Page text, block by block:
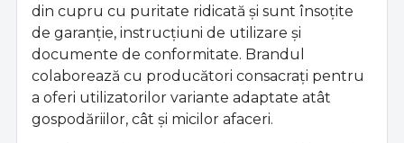
din cupru cu puritate ridicată și sunt însoțite
de garanție, instrucțiuni de utilizare și
documente de conformitate. Brandul
colaborează cu producători consacrați pentru
a oferi utilizatorilor variante adaptate atât
gospodăriilor, cât și micilor afaceri.